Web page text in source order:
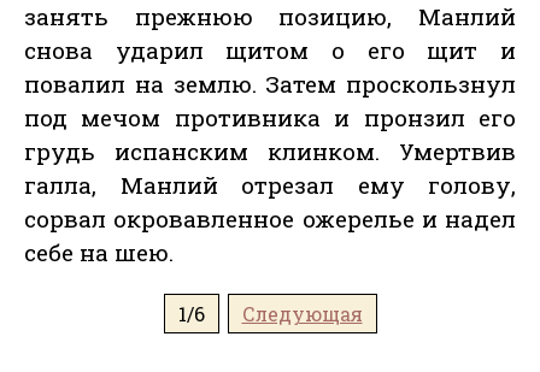
занять прежнюю позицию, Манлий
снова ударил щитом о его щит и
повалил на землю. Затем проскользнул
под мечом противника и пронзил его
грудь испанским клинком. Умертвив
галла, Манлий отрезал ему голову,
сорвал окровавленное ожерелье и надел
себе на шею.
1/6 Следующая